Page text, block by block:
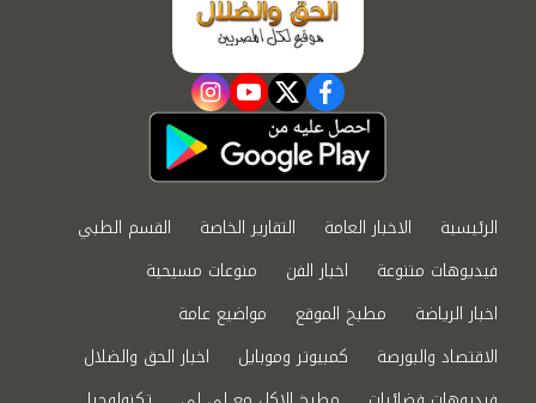
facebook
twitter
youtube
instagram
الرئيسية الاخبار العامة التقارير الخاصة
القسم الطبي
فيديوهات متنوعة
اخبار الفن
منوعات مسيحية
اخبار الرياضة
مطبخ الموقع
مواضيع عامة
الاقتصاد والبورصة
كمبيوتر وموبايل
اخبار الحق والضلال